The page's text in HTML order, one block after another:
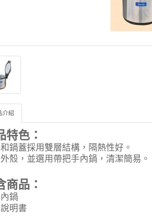
介紹
特色：
鍋蓋採用雙層結構，隔熱性好。
殼，並選用帶把手內鍋，清潔簡易。
商品：
鍋
明書